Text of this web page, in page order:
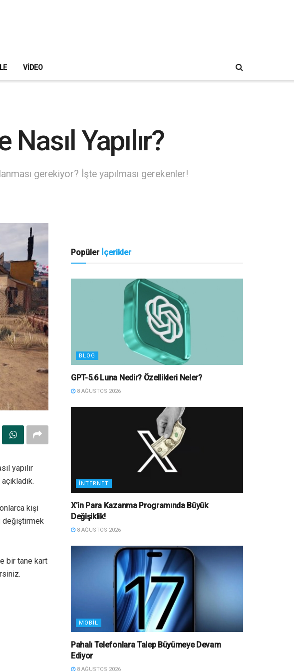
VIDEO
Yapılır?
gerekiyor? İşte yapılması gerekenler!
yapılır
kişi
değiştirmek
bir tane kart
Popüler İçerikler
BLOG
GPT-5.6 Luna Nedir? Özellikleri Neler?
8 AĞUSTOS 2026
İNTERNET
X’in Para Kazanma Programında Büyük
Değişiklik!
8 AĞUSTOS 2026
MOBIL
Pahalı Telefonlara Talep Büyümeye Devam
Ediyor
8 AĞUSTOS 2026